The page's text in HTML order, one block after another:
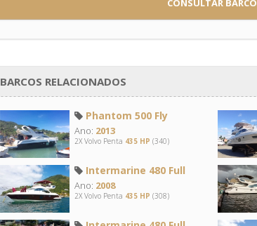
CONSULTAR BARCO
BARCOS RELACIONADOS
Phantom 500 Fly
Ano: 2013
2X Volvo Penta 435 HP (340)
Intermarine 480 Full
Ano: 2008
2X Volvo Penta 435 HP (308)